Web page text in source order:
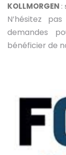
KOLLMORGEN :
N’hésitez
demandes
bénéficier de